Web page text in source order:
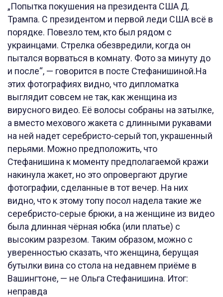
„Попытка покушения на президента США Д.
Трампа. С президентом и первой леди США всё в
порядке. Повезло тем, кто был рядом с
украинцами. Стрелка обезвредили, когда он
пытался ворваться в комнату. Фото за минуту до
и после“, — говорится в посте Стефанишиной.На
этих фотографиях видно, что дипломатка
выглядит совсем не так, как женщина из
вирусного видео. Её волосы собраны на затылке,
а вместо мехового жакета с длинными рукавами
на ней надет серебристо-серый топ, украшенный
перьями. Можно предположить, что
Стефанишина к моменту предполагаемой кражи
накинула жакет, но это опровергают другие
фотографии, сделанные в тот вечер. На них
видно, что к этому топу посол надела такие же
серебристо-серые брюки, а на женщине из видео
была длинная чёрная юбка (или платье) с
высоким разрезом. Таким образом, можно с
уверенностью сказать, что женщина, берущая
бутылки вина со стола на недавнем приёме в
Вашингтоне, — не Ольга Стефанишина. Итог:
неправда